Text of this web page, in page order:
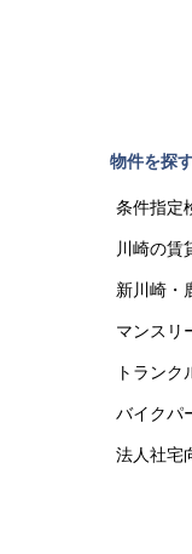
物件を探
条件指定
川崎の賃
新川崎・
マンスリ
トランク
バイクパ
法人社宅